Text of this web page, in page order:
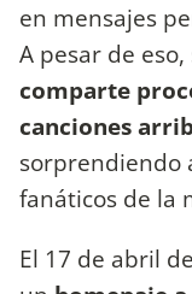
en mensajes
A pesar de
comparte
canciones
sorprendiendo
fanáticos de la
El 17 de abril